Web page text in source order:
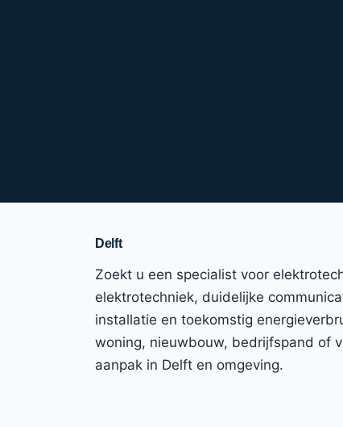
Delft
Zoekt u een specialist voor
elektrotechniek, duidelijke
installatie en toekomstig
woning, nieuwbouw, bedrijfspand of
aanpak in Delft en omgeving.